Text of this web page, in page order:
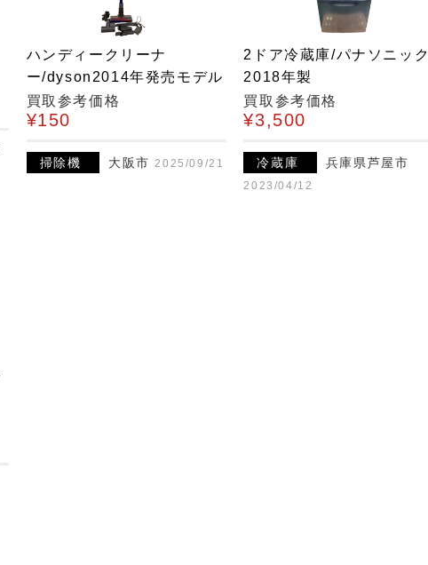
ハンディークリーナ
ー/dyson2014年発売モデル
買取参考価格
¥150
掃除機 大阪市 2025/09/21
2ドア冷蔵庫/パナソニック
2018年製
買取参考価格
¥3,500
冷蔵庫 兵庫県芦屋市
2023/04/12